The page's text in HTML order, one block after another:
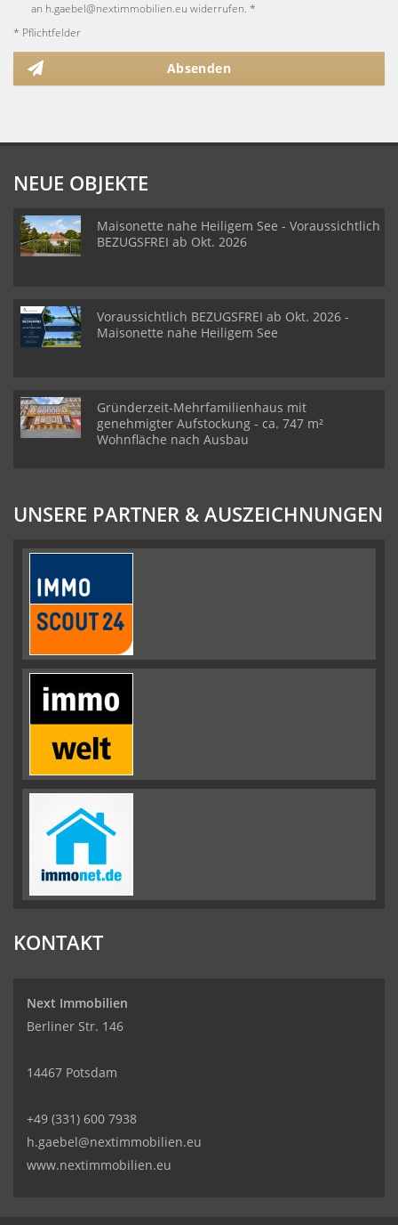
an h.gaebel@nextimmobilien.eu widerrufen. *
* Pflichtfelder
Absenden
NEUE OBJEKTE
Maisonette nahe Heiligem See - Voraussichtlich
BEZUGSFREI ab Okt. 2026
Voraussichtlich BEZUGSFREI ab Okt. 2026 -
Maisonette nahe Heiligem See
Gründerzeit-Mehrfamilienhaus mit
genehmigter Aufstockung - ca. 747 m²
Wohnfläche nach Ausbau
UNSERE PARTNER & AUSZEICHNUNGEN
KONTAKT
Next Immobilien
Berliner Str. 146
14467 Potsdam
+49 (331) 600 7938
h.gaebel@nextimmobilien.eu
www.nextimmobilien.eu